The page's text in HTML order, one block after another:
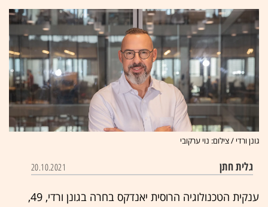
גונן ורדי / צילום: נוי ערקובי
גלית חתן 20.10.2021
ענקית הטכנולוגיה הרוסית יאנדקס בחרה בגונן ורדי, 49,